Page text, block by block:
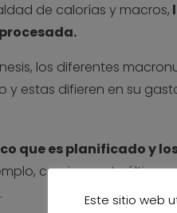
de calorías y macros,
los diferentes
y estas difieren en su
que es planificado y
caminar, este último
Este sitio web